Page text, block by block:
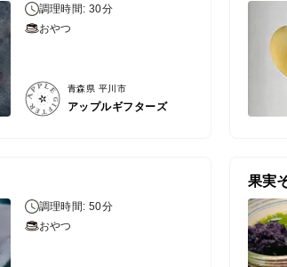
調理時間: 30分
おやつ
青森県 平川市
アップルギフターズ
調理時間: 50分
おやつ